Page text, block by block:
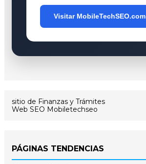
Visitar MobileTechSEO.com
sitio de Finanzas y Trámites
Web SEO Mobiletechseo
PÁGINAS TENDENCIAS